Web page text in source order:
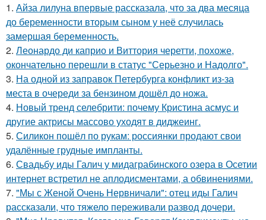
1. Айза лилуна впервые рассказала, что за два месяца
до беременности вторым сыном у неё случилась
замершая беременность.
2. Леонардо ди каприо и Виттория черетти, похоже,
окончательно перешли в статус "Серьезно и Надолго".
3. На одной из заправок Петербурга конфликт из-за
места в очереди за бензином дошёл до ножа.
4. Новый тренд селебрити: почему Кристина асмус и
другие актрисы массово уходят в диджеинг.
5. Силикон пошёл по рукам: россиянки продают свои
удалённые грудные импланты.
6. Свадьбу иды Галич у мидаграбинского озера в Осетии
интернет встретил не аплодисментами, а обвинениями.
7. "Мы с Женой Очень Нервничали": отец иды Галич
рассказали, что тяжело переживали развод дочери.